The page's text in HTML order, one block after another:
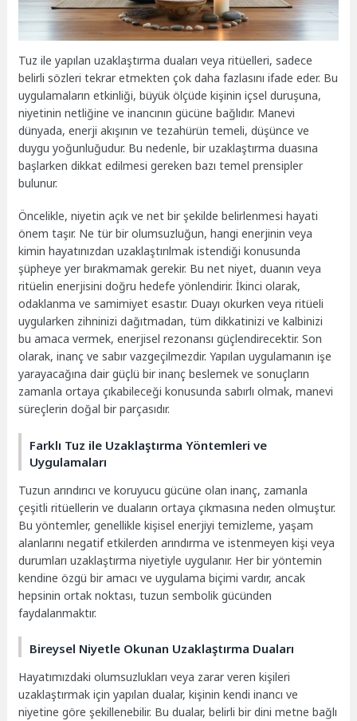
Tuz ile yapılan uzaklaştırma duaları veya ritüelleri, sadece
belirli sözleri tekrar etmekten çok daha fazlasını ifade eder. Bu
uygulamaların etkinliği, büyük ölçüde kişinin içsel duruşuna,
niyetinin netliğine ve inancının gücüne bağlıdır. Manevi
dünyada, enerji akışının ve tezahürün temeli, düşünce ve
duygu yoğunluğudur. Bu nedenle, bir uzaklaştırma duasına
başlarken dikkat edilmesi gereken bazı temel prensipler
bulunur.
Öncelikle, niyetin açık ve net bir şekilde belirlenmesi hayati
önem taşır. Ne tür bir olumsuzluğun, hangi enerjinin veya
kimin hayatınızdan uzaklaştırılmak istendiği konusunda
şüpheye yer bırakmamak gerekir. Bu net niyet, duanın veya
ritüelin enerjisini doğru hedefe yönlendirir. İkinci olarak,
odaklanma ve samimiyet esastır. Duayı okurken veya ritüeli
uygularken zihninizi dağıtmadan, tüm dikkatinizi ve kalbinizi
bu amaca vermek, enerjisel rezonansı güçlendirecektir. Son
olarak, inanç ve sabır vazgeçilmezdir. Yapılan uygulamanın işe
yarayacağına dair güçlü bir inanç beslemek ve sonuçların
zamanla ortaya çıkabileceği konusunda sabırlı olmak, manevi
süreçlerin doğal bir parçasıdır.
Farklı Tuz ile Uzaklaştırma Yöntemleri ve
Uygulamaları
Tuzun arındırıcı ve koruyucu gücüne olan inanç, zamanla
çeşitli ritüellerin ve duaların ortaya çıkmasına neden olmuştur.
Bu yöntemler, genellikle kişisel enerjiyi temizleme, yaşam
alanlarını negatif etkilerden arındırma ve istenmeyen kişi veya
durumları uzaklaştırma niyetiyle uygulanır. Her bir yöntemin
kendine özgü bir amacı ve uygulama biçimi vardır, ancak
hepsinin ortak noktası, tuzun sembolik gücünden
faydalanmaktır.
Bireysel Niyetle Okunan Uzaklaştırma Duaları
Hayatımızdaki olumsuzlukları veya zarar veren kişileri
uzaklaştırmak için yapılan dualar, kişinin kendi inancı ve
niyetine göre şekillenebilir. Bu dualar, belirli bir dini metne bağlı